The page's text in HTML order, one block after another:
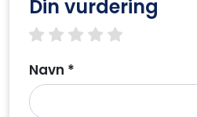
Din vurdering
4 stars
3 stars
2 stars
1 star
Navn *